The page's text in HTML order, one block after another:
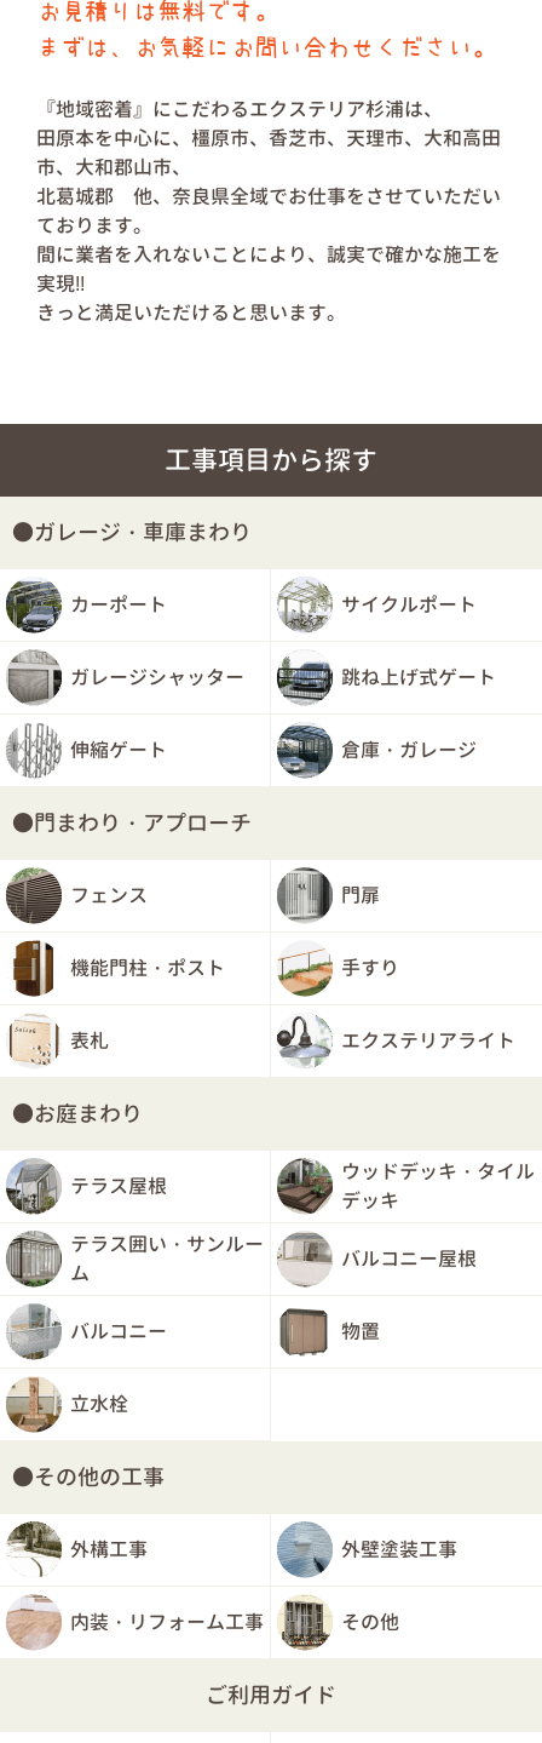
お見積りは無料です。
まずは、お気軽にお問い合わせください。
『地域密着』にこだわるエクステリア杉浦は、
田原本を中心に、橿原市、香芝市、天理市、大和高田
市、大和郡山市、
北葛城郡 他、奈良県全域でお仕事をさせていただい
ております。
間に業者を入れないことにより、誠実で確かな施工を
実現!!
きっと満足いただけると思います。
工事項目から探す
ガレージ・車庫まわり
カーポート サイクルポート
ガレージシャッター 跳ね上げ式ゲート
伸縮ゲート 倉庫・ガレージ
門まわり・アプローチ
フェンス 門扉
機能門柱・ポスト 手すり
表札 エクステリアライト
お庭まわり
テラス屋根
ウッドデッキ・タイル
デッキ
テラス囲い・サンルー
ム
バルコニー屋根
バルコニー 物置
立水栓
その他の工事
外構工事 外壁塗装工事
内装・リフォーム工事 その他
ご利用ガイド